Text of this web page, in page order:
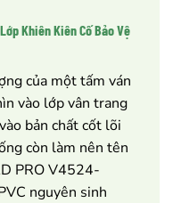
Khiên Kiên Cố Bảo Vệ
của một tấm ván
vào lớp vân trang
bản chất cốt lõi
còn làm nên tên
PRO V4524-
nguyên sinh